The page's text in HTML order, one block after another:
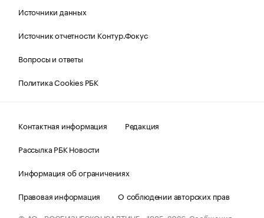
Источники данных
Источник отчетности Контур.Фокус
Вопросы и ответы
Политика Cookies РБК
Контактная информация
Редакция
Рассылка РБК Новости
Информация об ограничениях
Правовая информация
О соблюдении авторских прав